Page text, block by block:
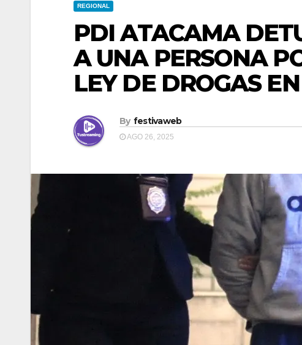
REGIONAL
PDI ATACAMA
A UNA PERSONA
LEY DE DROGAS
By festivaweb
AGO 26, 2025